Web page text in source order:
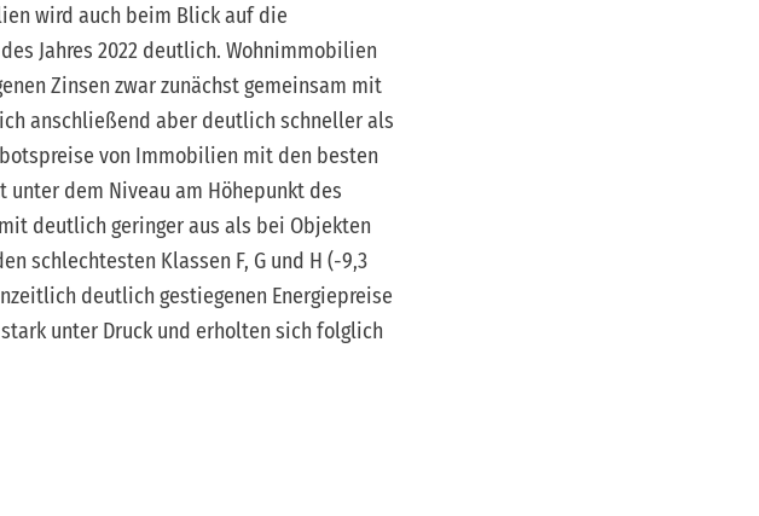
wird auch beim Blick auf die
Jahres 2022 deutlich. Wohnimmobilien
Zinsen zwar zunächst gemeinsam mit
anschließend aber deutlich schneller als
von Immobilien mit den besten
unter dem Niveau am Höhepunkt des
deutlich geringer aus als bei Objekten
schlechtesten Klassen F, G und H (-9,3
deutlich gestiegenen Energiepreise
unter Druck und erholten sich folglich